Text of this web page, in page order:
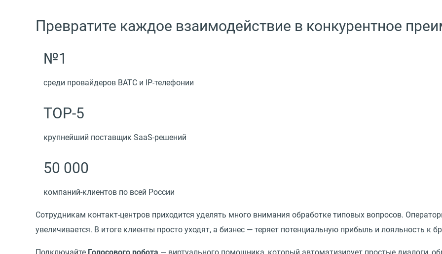
Превратите каждое взаимодействие в конкурентное
№1
среди провайдеров ВАТС и IP-телефонии
TOP-5
крупнейший поставщик SaaS-решений
50 000
компаний-клиентов по всей России
Сотрудникам контакт-центров приходится уделять много внимания обработке типовых вопросов.
увеличивается. В итоге клиенты просто уходят, а бизнес — теряет потенциальную прибыль и лояльность к
Подключайте Голосового робота — виртуального помощника, который автоматизирует простые диалоги,